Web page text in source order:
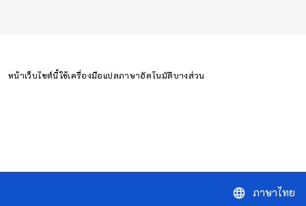
หน้าเว็บไซต์นี้ใช้เครื่องมือแปลภาษาอัตโนมัติบางส่วน
language ภาษาไทย